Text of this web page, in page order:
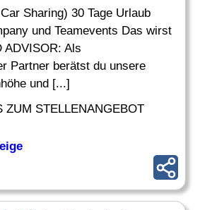
Sharing) 30 Tage Urlaub
und Teamevents Das wirst
ADVISOR: Als
Partner berätst du unsere
und [...]
ZUM STELLENANGEBOT